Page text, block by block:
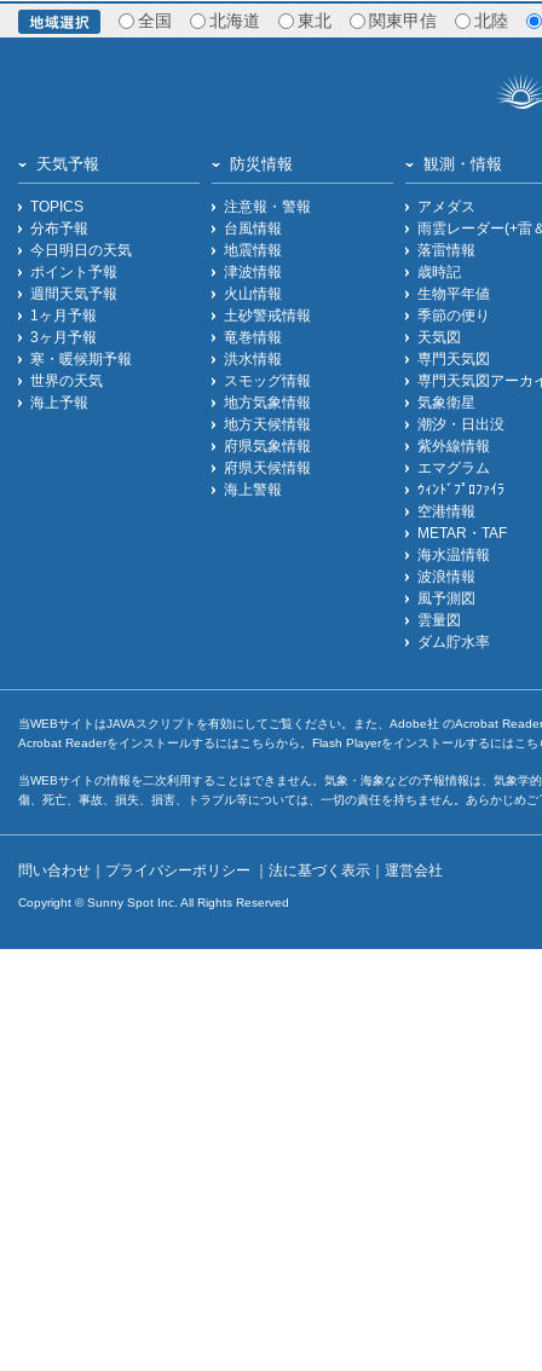
全国 北海道 東北 関東甲信 北陸
天気予報
TOPICS
分布予報
今日明日の天気
ポイント予報
週間天気予報
1ヶ月予報
3ヶ月予報
寒・暖候期予報
世界の天気
海上予報
防災情報
注意報・警報
台風情報
地震情報
津波情報
火山情報
土砂警戒情報
竜巻情報
洪水情報
スモッグ情報
地方気象情報
地方天候情報
府県気象情報
府県天候情報
海上警報
観測・情報
アメダス
雨雲レーダー(+雷
落雷情報
歳時記
生物平年値
季節の便り
天気図
専門天気図
専門天気図アーカ
気象衛星
潮汐・日出没
紫外線情報
エマグラム
ｳｨﾝﾄﾞﾌﾟﾛﾌｧｲﾗ
空港情報
METAR・TAF
海水温情報
波浪情報
風予測図
雲量図
ダム貯水率
当WEBサイトはJAVAスクリプトを有効にしてご覧ください。また、Adobe社 のAcrobat
Acrobat Readerをインストールするには こちらから。Flash Playerをインストールするには こち
当WEBサイトの情報を二次利用することはできません。気象・海象などの予報情報は、気象
傷、死亡、事故、損失、損害、トラブル等については、一切の責任を持ちません。あらかじめ
問い合わせ ｜ プライバシーポリシー ｜ 法に基づく表示 ｜ 運営会社
Copyright © Sunny Spot Inc. All Rights Reserved